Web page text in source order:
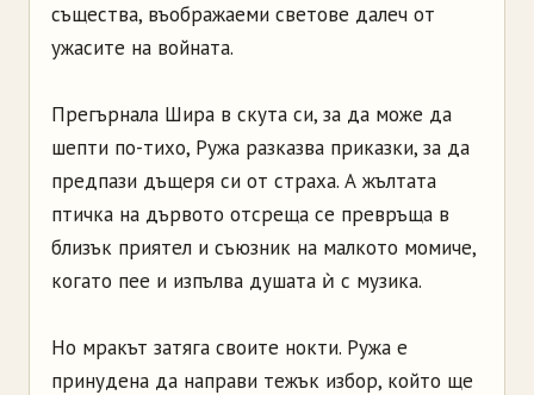
същества, въображаеми светове далеч от
ужасите на войната.
Прегърнала Шира в скута си, за да може да
шепти по-тихо, Ружа разказва приказки, за да
предпази дъщеря си от страха. А жълтата
птичка на дървото отсреща се превръща в
близък приятел и съюзник на малкото момиче,
когато пее и изпълва душата ѝ с музика.
Но мракът затяга своите нокти. Ружа е
принудена да направи тежък избор, който ще